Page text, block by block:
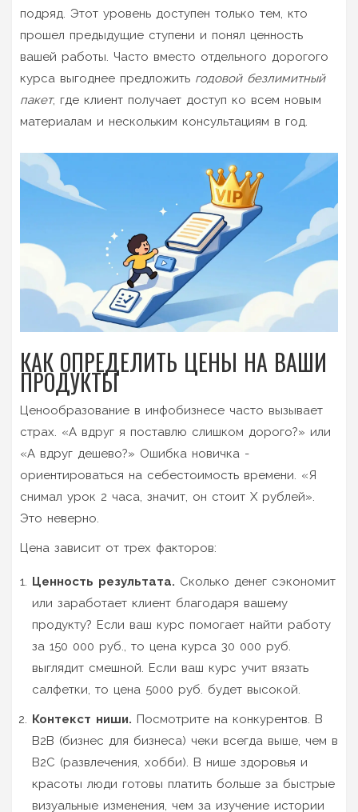
подряд. Этот уровень доступен только тем, кто
прошел предыдущие ступени и понял ценность
вашей работы. Часто вместо отдельного дорогого
курса выгоднее предложить годовой безлимитный
пакет, где клиент получает доступ ко всем новым
материалам и нескольким консультациям в год.
КАК ОПРЕДЕЛИТЬ ЦЕНЫ НА ВАШИ
ПРОДУКТЫ
Ценообразование в инфобизнесе часто вызывает
страх. «А вдруг я поставлю слишком дорого?» или
«А вдруг дешево?» Ошибка новичка -
ориентироваться на себестоимость времени. «Я
снимал урок 2 часа, значит, он стоит Х рублей».
Это неверно.
Цена зависит от трех факторов:
Ценность результата. Сколько денег сэкономит
или заработает клиент благодаря вашему
продукту? Если ваш курс помогает найти работу
за 150 000 руб., то цена курса 30 000 руб.
выглядит смешной. Если ваш курс учит вязать
салфетки, то цена 5000 руб. будет высокой.
Контекст ниши. Посмотрите на конкурентов. В
B2B (бизнес для бизнеса) чеки всегда выше, чем в
B2C (развлечения, хобби). В нише здоровья и
красоты люди готовы платить больше за быстрые
визуальные изменения, чем за изучение истории